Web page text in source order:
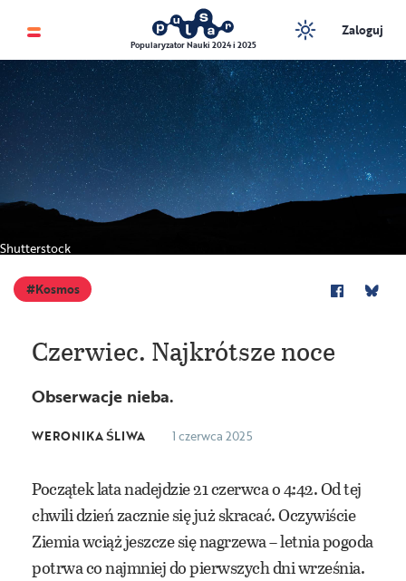
Popularyzator Nauki 2024 i 2025
Zaloguj
Shutterstock
Kosmos
Czerwiec. Najkrótsze noce
Obserwacje nieba.
WERONIKA ŚLIWA 1 czerwca 2025
Początek lata nadejdzie 21 czerwca o 4:42. Od tej
chwili dzień zacznie się już skracać. Oczywiście
Ziemia wciąż jeszcze się nagrzewa – letnia pogoda
potrwa co najmniej do pierwszych dni września.